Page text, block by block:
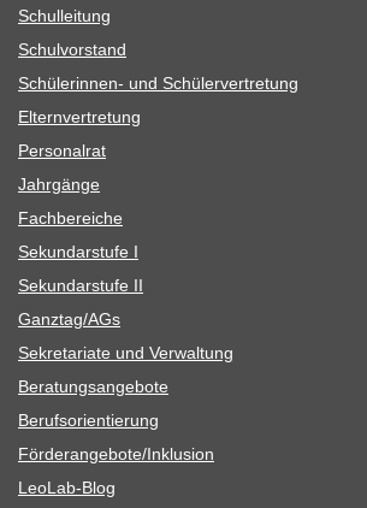
Schul­lei­tung
Schul­vor­stand
Schü­le­rin­nen- und Schülervertretung
Eltern­ver­tre­tung
Per­so­nal­rat
Jahr­gänge
Fach­be­rei­che
Sekun­dar­stufe I
Sekun­dar­stufe II
Ganztag/​​AGs
Sekre­ta­riate und Verwaltung
Bera­tungs­an­ge­bote
Berufs­ori­en­tie­rung
Förderangebote/​​Inklusion
Leo­Lab-Blog